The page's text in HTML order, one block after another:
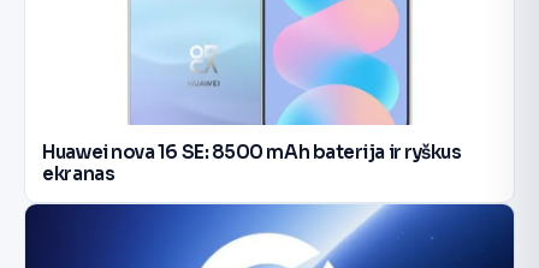
Huawei nova 16 SE: 8500 mAh baterija ir ryškus
ekranas